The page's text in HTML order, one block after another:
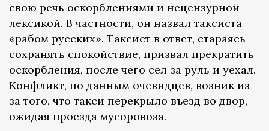
свою речь оскорблениями и нецензурной
лексикой. В частности, он назвал таксиста
«рабом русских». Таксист в ответ, стараясь
сохранять спокойствие, призвал прекратить
оскорбления, после чего сел за руль и уехал.
Конфликт, по данным очевидцев, возник из-
за того, что такси перекрыло въезд во двор,
ожидая проезда мусоровоза.